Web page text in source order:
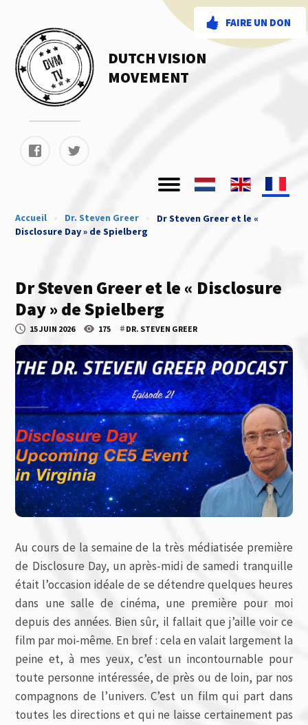
FAIRE UN DON
DUTCH VISION
MOVEMENT
Accueil » Dr. Steven Greer »
Dr Steven Greer et le «
Disclosure Day » de Spielberg
Dr Steven Greer et le « Disclosure
Day » de Spielberg
15 JUIN 2026 175 # DR. STEVEN GREER
Au cours de la semaine de la très médiatisée première
de Disclosure Day, un après-midi de samedi tranquille
était l’occasion idéale de se détendre quelques heures
dans une salle de cinéma, une première pour moi
depuis des années. Bien sûr, il fallait que j’aille voir ce
film par moi-même. En bref : cela en valait largement la
peine et, à mes yeux, c’est un incontournable pour
toute personne intéressée, de près ou de loin, par nos
compagnons de l’univers. C’est un film qui part dans
toutes les directions et qui ne laisse certainement pas